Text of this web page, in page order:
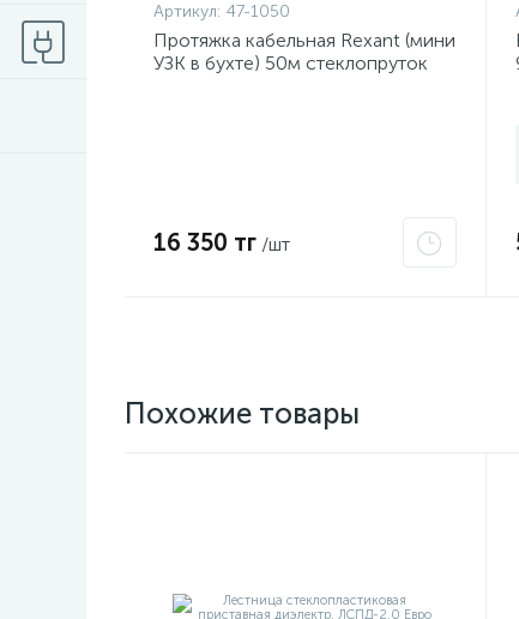
Артикул: 47-1050
Протяжка кабельная Rexant (мини
УЗК в бухте) 50м стеклопруток
16 350 тг /шт
Похожие товары